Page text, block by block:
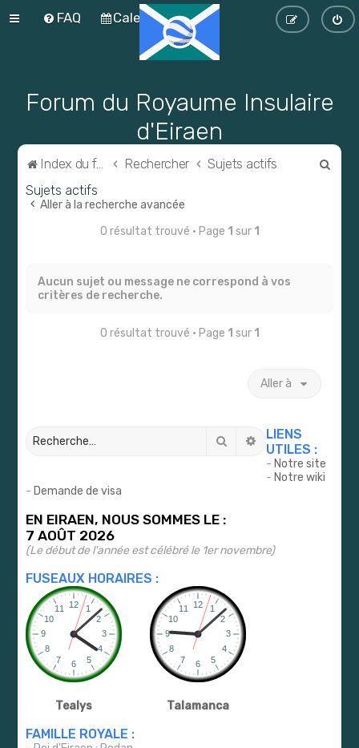
FAQ Calendrier
Forum du Royaume Insulaire
d'Eiraen
Index du forum Rechercher Sujets actifs
Sujets actifs
Aller à la recherche avancée
0 résultat trouvé • Page 1 sur 1
Aucun sujet ou message ne correspond à vos
critères de recherche.
0 résultat trouvé • Page 1 sur 1
Aller à
RechercherRecherche
LIENS
UTILES :
- Notre site
- Notre wiki
- Demande de visa
EN EIRAEN, NOUS SOMMES LE :
7 AOÛT 2026
(Le début de l'année est célébré le 1er novembre)
FUSEAUX HORAIRES :
Tealys Talamanca
FAMILLE ROYALE :